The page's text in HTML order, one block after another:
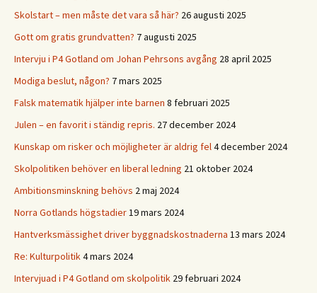
Skolstart – men måste det vara så här? 26 augusti 2025
Gott om gratis grundvatten? 7 augusti 2025
Intervju i P4 Gotland om Johan Pehrsons avgång 28 april 2025
Modiga beslut, någon? 7 mars 2025
Falsk matematik hjälper inte barnen 8 februari 2025
Julen – en favorit i ständig repris. 27 december 2024
Kunskap om risker och möjligheter är aldrig fel4 december 2024
Skolpolitiken behöver en liberal ledning 21 oktober 2024
Ambitionsminskning behövs 2 maj 2024
Norra Gotlands högstadier19 mars 2024
Hantverksmässighet driver byggnadskostnaderna 13 mars 2024
Re: Kulturpolitik4 mars 2024
Intervjuad i P4 Gotland om skolpolitik 29 februari 2024